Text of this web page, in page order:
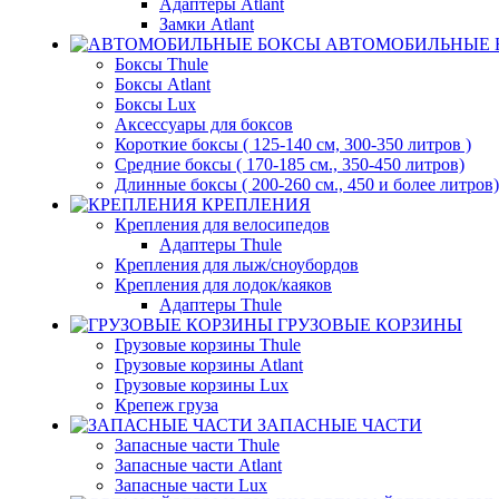
Адаптеры Atlant
Замки Atlant
АВТОМОБИЛЬНЫЕ
Боксы Thule
Боксы Atlant
Боксы Lux
Аксессуары для боксов
Короткие боксы ( 125-140 см, 300-350 литров )
Средние боксы ( 170-185 см., 350-450 литров)
Длинные боксы ( 200-260 см., 450 и более литров)
КРЕПЛЕНИЯ
Крепления для велосипедов
Адаптеры Thule
Крепления для лыж/сноубордов
Крепления для лодок/каяков
Адаптеры Thule
ГРУЗОВЫЕ КОРЗИНЫ
Грузовые корзины Thule
Грузовые корзины Atlant
Грузовые корзины Lux
Крепеж груза
ЗАПАСНЫЕ ЧАСТИ
Запасные части Thule
Запасные части Atlant
Запасные части Lux